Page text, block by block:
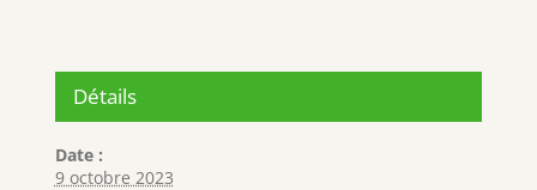
Détails
Date :
9 octobre 2023